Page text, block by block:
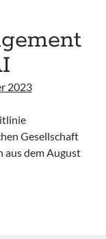
2023
Gesellschaft
aus dem August